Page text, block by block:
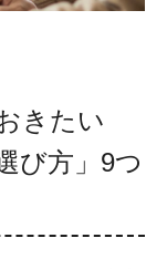
きたい
び方」9つ